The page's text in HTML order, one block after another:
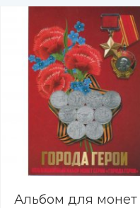
Альбом для монет